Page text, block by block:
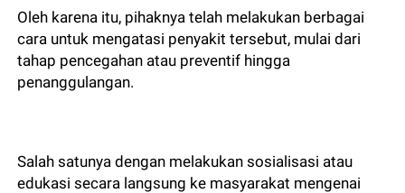
Oleh karena itu, pihaknya telah melakukan berbagai
cara untuk mengatasi penyakit tersebut, mulai dari
tahap pencegahan atau preventif hingga
penanggulangan.
Salah satunya dengan melakukan sosialisasi atau
edukasi secara langsung ke masyarakat mengenai